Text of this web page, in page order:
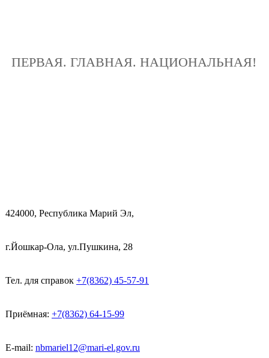
ПЕРВАЯ. ГЛАВНАЯ. НАЦИОНАЛЬНАЯ!
424000, Республика Марий Эл,
г.Йошкар-Ола, ул.Пушкина, 28
Тел. для справок +7(8362) 45-57-91
Приёмная: +7(8362) 64-15-99
E-mail: nbmariel12@mari-el.gov.ru